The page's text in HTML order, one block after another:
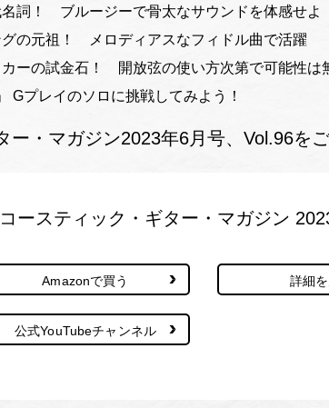
名詞！ ブルージーで骨太なサウンドを体感せよ
グの元祖！ メロディアスなフィドル曲で活躍
カーの試金石！ 開放弦の使い方次第で可能性は
Gプレイのソロに挑戦してみよう！
・マガジン2023年6月号、Vol.96をご
ースティック・ギター・マガジン
Amazonで買う 詳細
公式YouTubeチャンネル